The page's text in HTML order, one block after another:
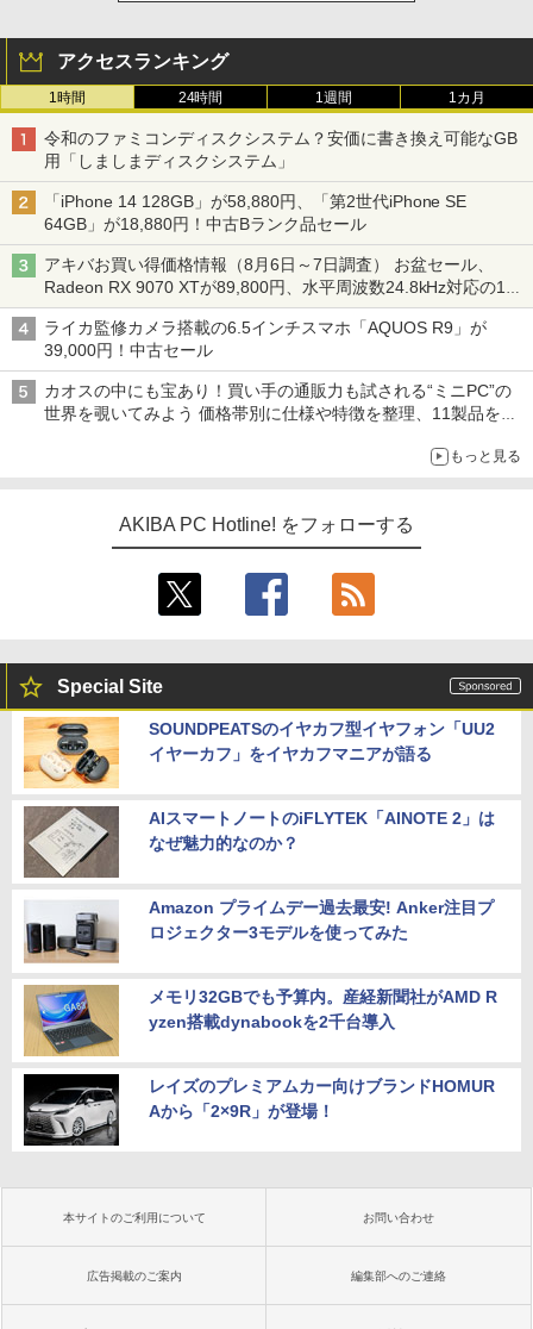
アクセスランキング
1時間 24時間 1週間 1カ月
令和のファミコンディスクシステム？安価に書き換え可能なGB
用「しましまディスクシステム」
「iPhone 14 128GB」が58,880円、「第2世代iPhone SE
64GB」が18,880円！中古Bランク品セール
アキバお買い得価格情報（8月6日～7日調査） お盆セール、
Radeon RX 9070 XTが89,800円、水平周波数24.8kHz対応の17
型モニターが9,801円、暑さ指数連動セール ほか
ライカ監修カメラ搭載の6.5インチスマホ「AQUOS R9」が
39,000円！中古セール
カオスの中にも宝あり！買い手の通販力も試される“ミニPC”の
世界を覗いてみよう 価格帯別に仕様や特徴を整理、11製品をピ
もっと見る
AKIBA PC Hotline! をフォローする
Special Site
SOUNDPEATSのイヤカフ型イヤフォン「UU2
イヤーカフ」をイヤカフマニアが語る
AIスマートノートのiFLYTEK「AINOTE 2」は
なぜ魅力的なのか？
Amazon プライムデー過去最安! Anker注目プ
ロジェクター3モデルを使ってみた
メモリ32GBでも予算内。産経新聞社がAMD R
yzen搭載dynabookを2千台導入
レイズのプレミアムカー向けブランドHOMUR
Aから「2×9R」が登場！
本サイトのご利用について お問い合わせ
広告掲載のご案内 編集部へのご連絡